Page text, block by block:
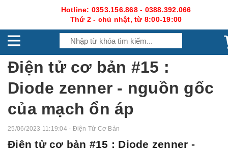
Hotline: 0353.156.868 - 0388.392.066
Thứ 2 - chủ nhật, từ 8:00-19:00
Điện tử cơ bản #15 :
Diode zenner - nguồn gốc
của mạch ổn áp
25/06/2023 11:19:04 - Điện Tử Cơ Bản
Điện tử cơ bản #15 : Diode zenner -